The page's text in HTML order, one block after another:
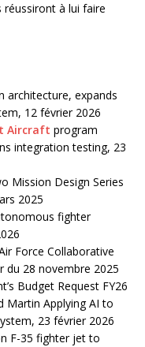
réussiront à lui faire
architecture, expands
12 février 2026
Aircraft program
integration testing, 23
Mission Design Series
2025
fighter
Force Collaborative
du 28 novembre 2025
Budget Request FY26
Martin Applying AI to
23 février 2026
F-35 fighter jet to